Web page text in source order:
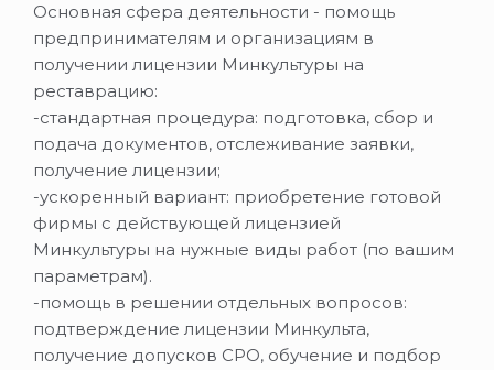
Основная сфера деятельности - помощь
предпринимателям и организациям в
получении лицензии Минкультуры на
реставрацию:
-стандартная процедура: подготовка, сбор и
подача документов, отслеживание заявки,
получение лицензии;
-ускоренный вариант: приобретение готовой
фирмы с действующей лицензией
Минкультуры на нужные виды работ (по вашим
параметрам).
-помощь в решении отдельных вопросов:
подтверждение лицензии Минкульта,
получение допусков СРО, обучение и подбор